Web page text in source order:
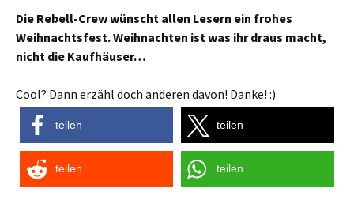
Die Rebell-Crew wünscht allen Lesern ein frohes
Weihnachtsfest. Weihnachten ist was ihr draus macht,
nicht die Kaufhäuser…
Cool? Dann erzähl doch anderen davon! Danke! :)
teilen teilen
teilen teilen